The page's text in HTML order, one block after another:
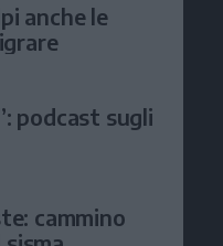
anche le
podcast sugli
cammino